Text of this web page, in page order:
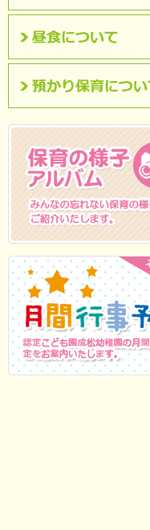
バス送迎,バスルート
昼食について
育の様子をご紹介いたします。